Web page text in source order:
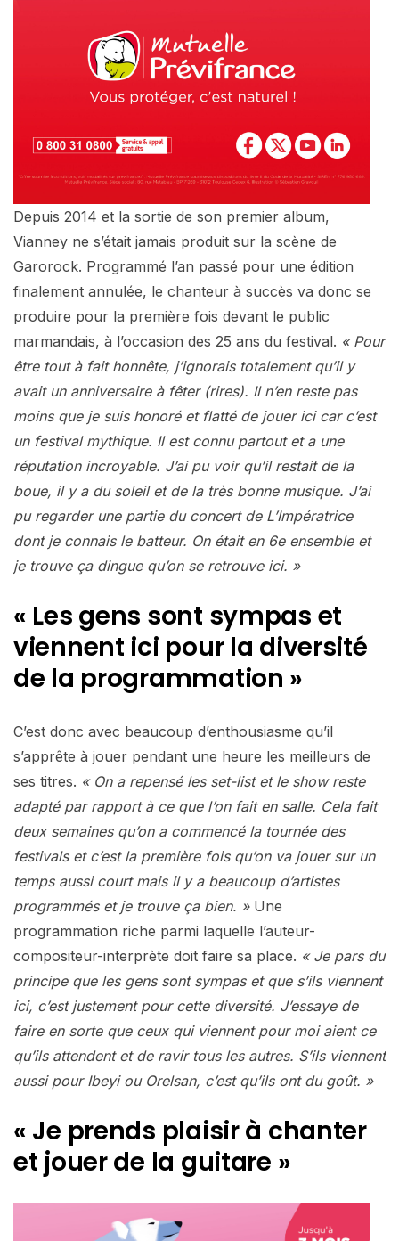
Depuis 2014 et la sortie de son premier album,
Vianney ne s’était jamais produit sur la scène de
Garorock. Programmé l’an passé pour une édition
finalement annulée, le chanteur à succès va donc se
produire pour la première fois devant le public
marmandais, à l’occasion des 25 ans du festival. « Pour
être tout à fait honnête, j’ignorais totalement qu’il y
avait un anniversaire à fêter (rires). Il n’en reste pas
moins que je suis honoré et flatté de jouer ici car c’est
un festival mythique. Il est connu partout et a une
réputation incroyable. J’ai pu voir qu’il restait de la
boue, il y a du soleil et de la très bonne musique. J’ai
pu regarder une partie du concert de L’Impératrice
dont je connais le batteur. On était en 6e ensemble et
je trouve ça dingue qu’on se retrouve ici. »
« Les gens sont sympas et
viennent ici pour la diversité
de la programmation »
C’est donc avec beaucoup d’enthousiasme qu’il
s’apprête à jouer pendant une heure les meilleurs de
ses titres. « On a repensé les set-list et le show reste
adapté par rapport à ce que l’on fait en salle. Cela fait
deux semaines qu’on a commencé la tournée des
festivals et c’est la première fois qu’on va jouer sur un
temps aussi court mais il y a beaucoup d’artistes
programmés et je trouve ça bien. »Une
programmation riche parmi laquelle l’auteur-
compositeur-interprète doit faire sa place. « Je pars du
principe que les gens sont sympas et que s’ils viennent
ici, c’est justement pour cette diversité. J’essaye de
faire en sorte que ceux qui viennent pour moi aient ce
qu’ils attendent et de ravir tous les autres. S’ils viennent
aussi pour Ibeyi ou Orelsan, c’est qu’ils ont du goût. »
« Je prends plaisir à chanter
et jouer de la guitare »